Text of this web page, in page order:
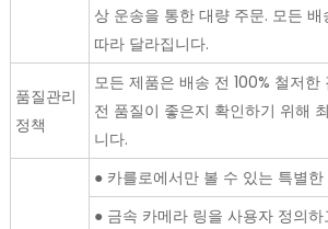
상 운송을 통한 대량 주문. 모든
따라 달라집니다.
품질관리
정책
모든 제품은 배송 전 100% 철저한
전 품질이 좋은지 확인하기 위해
니다.
● 카를로에서만 볼 수 있는 특별
● 금속 카메라 링을 사용자 정의